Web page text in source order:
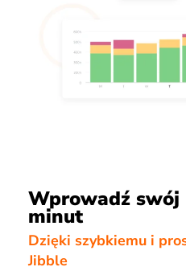
Wprowadź swój
minut
Dzięki szybkiemu i
Jibble